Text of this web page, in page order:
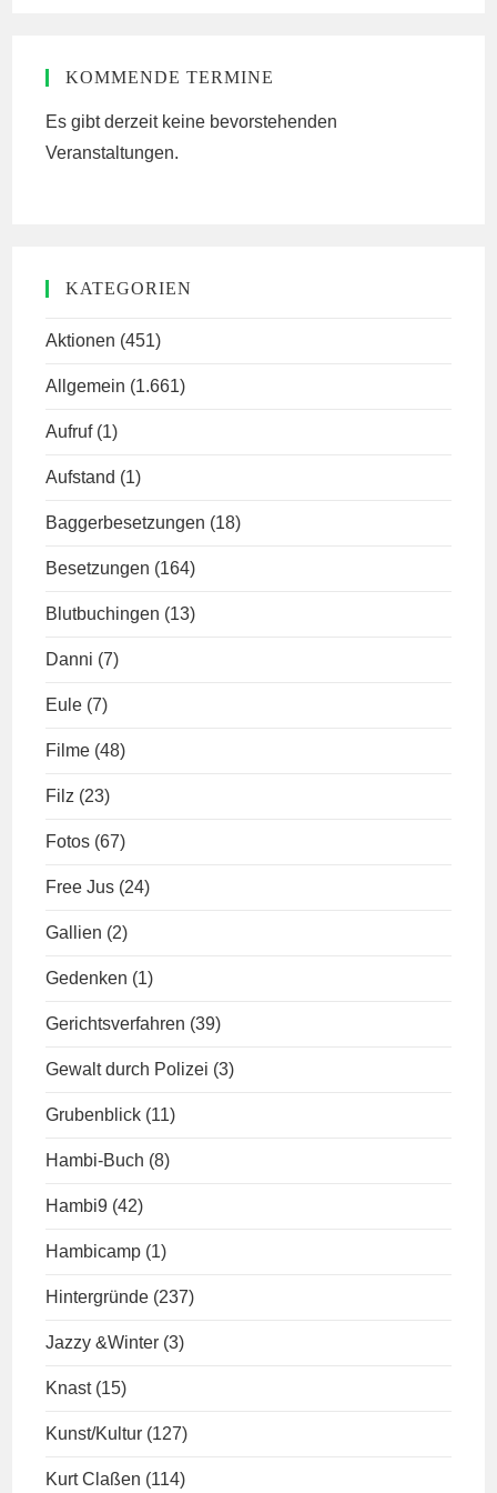
KOMMENDE TERMINE
Es gibt derzeit keine bevorstehenden
Veranstaltungen.
KATEGORIEN
Aktionen (451)
Allgemein (1.661)
Aufruf (1)
Aufstand (1)
Baggerbesetzungen (18)
Besetzungen (164)
Blutbuchingen (13)
Danni (7)
Eule (7)
Filme (48)
Filz (23)
Fotos (67)
Free Jus (24)
Gallien (2)
Gedenken (1)
Gerichtsverfahren (39)
Gewalt durch Polizei (3)
Grubenblick (11)
Hambi-Buch (8)
Hambi9 (42)
Hambicamp (1)
Hintergründe (237)
Jazzy &Winter (3)
Knast (15)
Kunst/Kultur (127)
Kurt Claßen (114)